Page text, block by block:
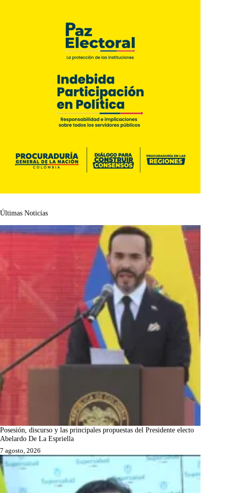
Últimas Noticias
Posesión, discurso y las principales propuestas del Presidente electo
Abelardo De La Espriella
7 agosto, 2026